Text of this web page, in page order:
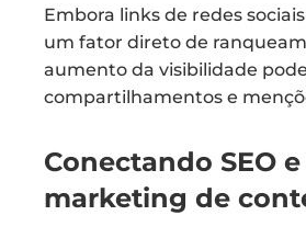
Embora links de redes
um fator direto de
aumento da visibilidade
compartilhamentos e
Conectando SEO e
marketing de